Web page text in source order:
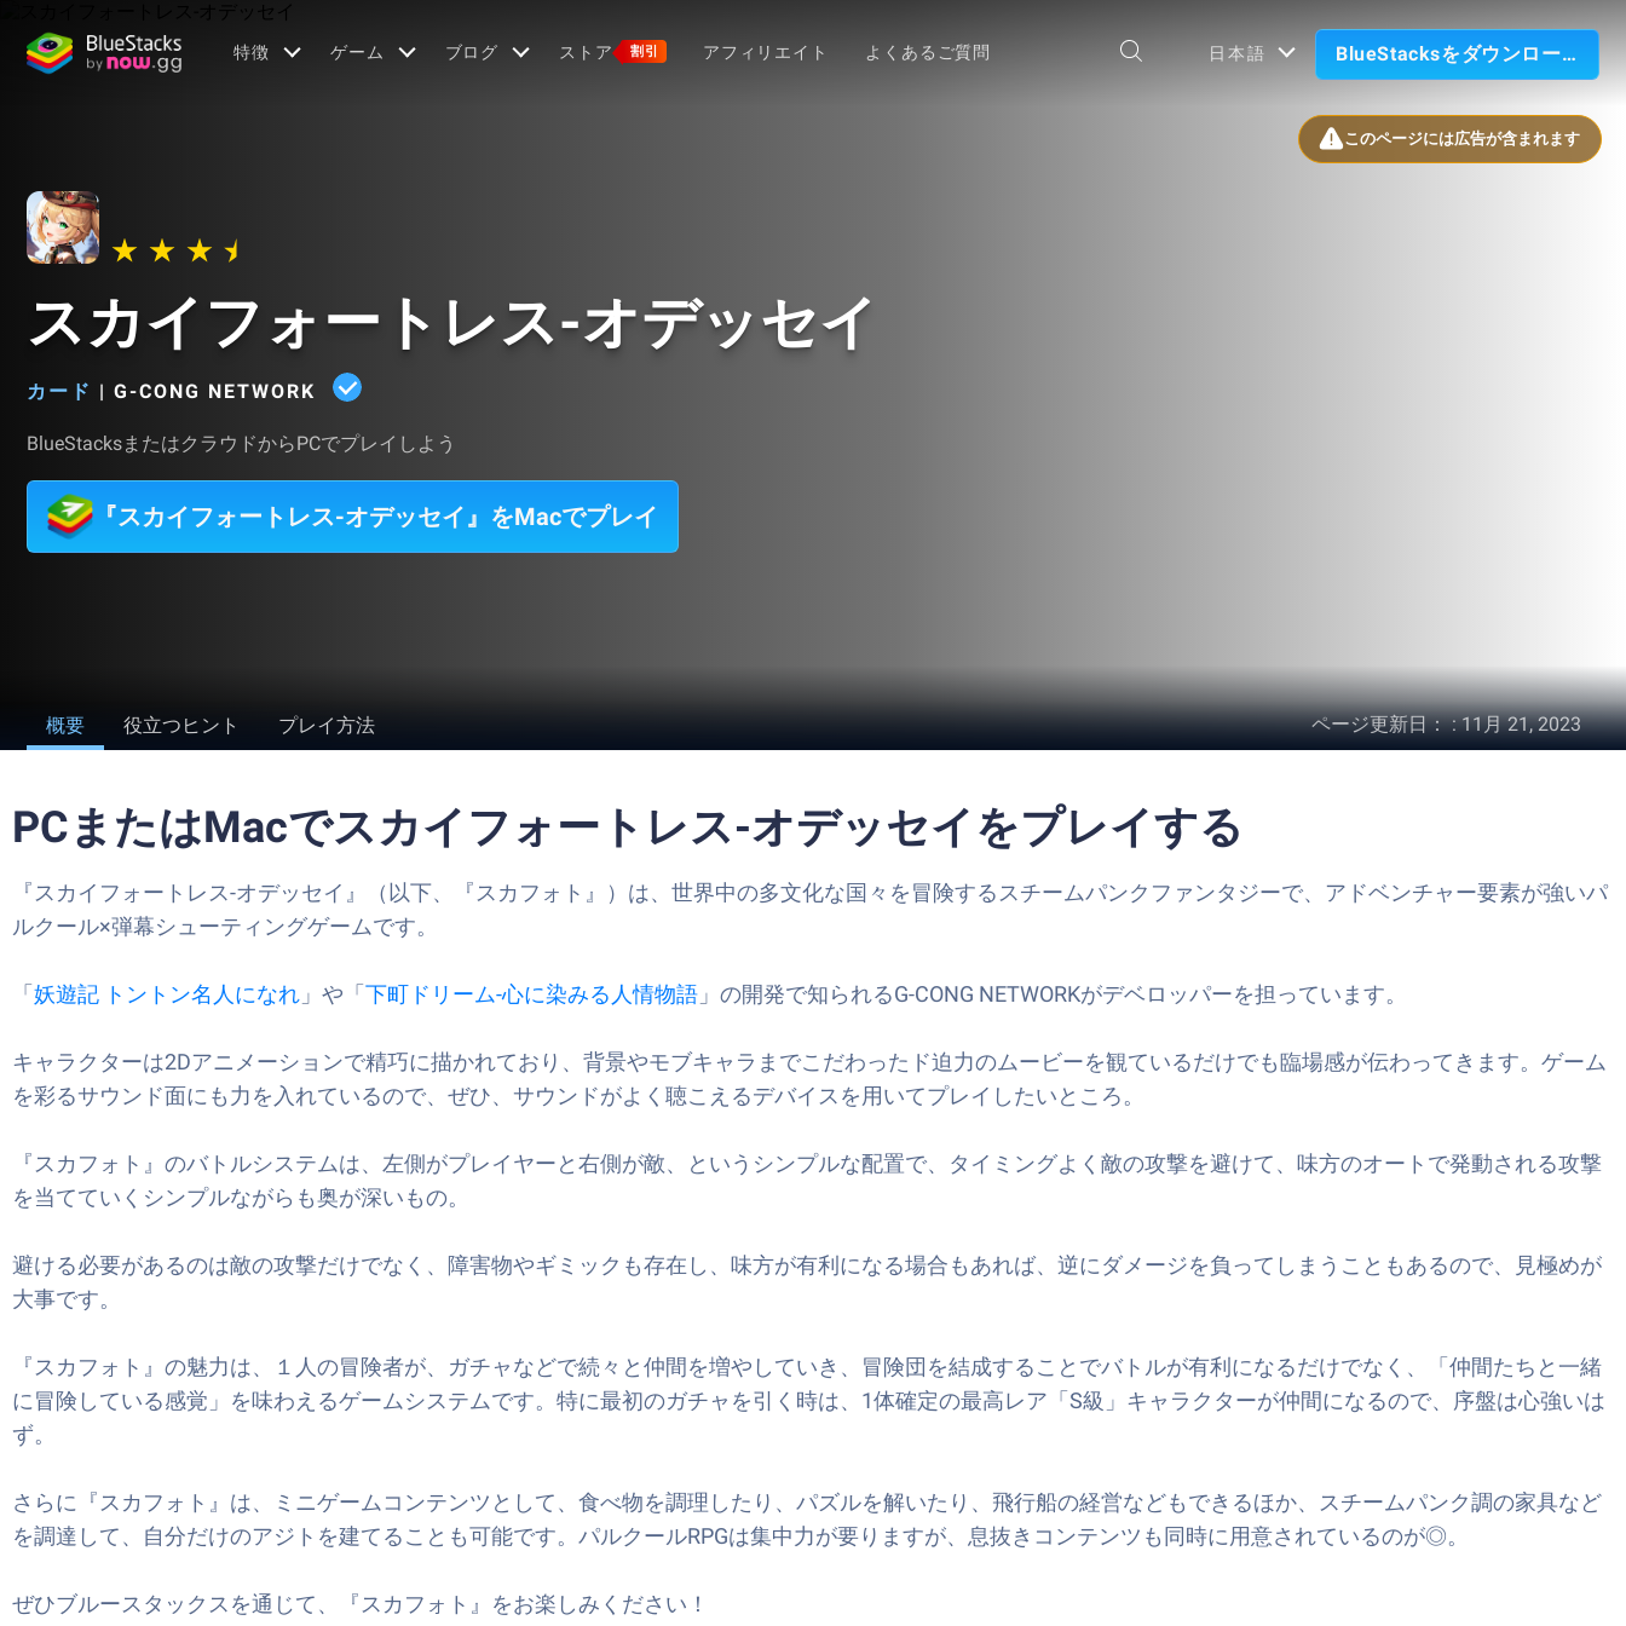
特徴 ゲーム ブログ ストア 割引 アフィリエイト よくあるご質問 日本語 BlueStacksをダウンロード
このページには広告が含まれます
スカイフォートレス-オデッセイ
カード | G-CONG NETWORK
BlueStacksまたはクラウドからPCでプレイしよう
『スカイフォートレス-オデッセイ』をMacでプレイ
概要 役立つヒント プレイ方法 ページ更新日：:11月 21, 2023
PCまたはMacでスカイフォートレス-オデッセイをプレイする
『スカイフォートレス-オデッセイ』（以下、『スカフォト』）は、世界中の多文化な国々を冒険するスチームパンクファンタジーで、アドベンチャー要素が強いパ
ルクール×弾幕シューティングゲームです。
「 妖遊記 トントン名人になれ 」や「 下町ドリーム-心に染みる人情物語 」の開発で知られるG-CONG NETWORKがデベロッパーを担っています。
キャラクターは2Dアニメーションで精巧に描かれており、背景やモブキャラまでこだわったド迫力のムービーを観ているだけでも臨場感が伝わってきます。ゲーム
を彩るサウンド面にも力を入れているので、ぜひ、サウンドがよく聴こえるデバイスを用いてプレイしたいところ。
『スカフォト』のバトルシステムは、左側がプレイヤーと右側が敵、というシンプルな配置で、タイミングよく敵の攻撃を避けて、味方のオートで発動される攻撃
を当てていくシンプルながらも奥が深いもの。
避ける必要があるのは敵の攻撃だけでなく、障害物やギミックも存在し、味方が有利になる場合もあれば、逆にダメージを負ってしまうこともあるので、見極めが
大事です。
『スカフォト』の魅力は、１人の冒険者が、ガチャなどで続々と仲間を増やしていき、冒険団を結成することでバトルが有利になるだけでなく、「仲間たちと一緒
に冒険している感覚」を味わえるゲームシステムです。特に最初のガチャを引く時は、1体確定の最高レア「S級」キャラクターが仲間になるので、序盤は心強いは
ず。
さらに『スカフォト』は、ミニゲームコンテンツとして、食べ物を調理したり、パズルを解いたり、飛行船の経営などもできるほか、スチームパンク調の家具など
を調達して、自分だけのアジトを建てることも可能です。パルクールRPGは集中力が要りますが、息抜きコンテンツも同時に用意されているのが◎。
ぜひブルースタックスを通じて、『スカフォト』をお楽しみください！